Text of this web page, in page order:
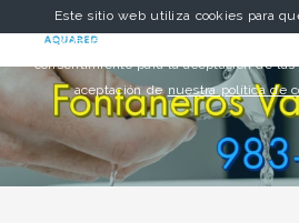
Este sitio web utiliza cookies para
experiencia de usuario. Si continúa
consentimiento para la aceptación de
aceptación de nuestra política de